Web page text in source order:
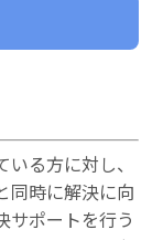
る方に対し、
同時に解決に向
サポートを行う